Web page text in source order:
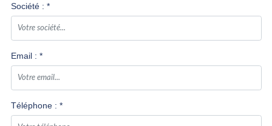
DEMANDER UN DEVIS
Société : *
Email : *
Téléphone : *